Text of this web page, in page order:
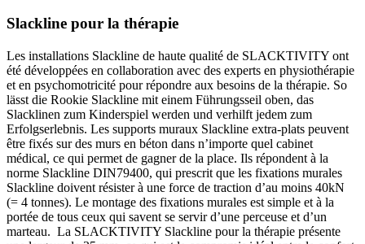
Slackline pour la thérapie
Les installations Slackline de haute qualité de SLACKTIVITY ont
été développées en collaboration avec des experts en physiothérapie
et en psychomotricité pour répondre aux besoins de la thérapie. So
lässt die Rookie Slackline mit einem Führungsseil oben, das
Slacklinen zum Kinderspiel werden und verhilft jedem zum
Erfolgserlebnis. Les supports muraux Slackline extra-plats peuvent
être fixés sur des murs en béton dans n’importe quel cabinet
médical, ce qui permet de gagner de la place. Ils répondent à la
norme Slackline DIN79400, qui prescrit que les fixations murales
Slackline doivent résister à une force de traction d’au moins 40kN
(= 4 tonnes). Le montage des fixations murales est simple et à la
portée de tous ceux qui savent se servir d’une perceuse et d’un
marteau. La SLACKTIVITY Slackline pour la thérapie présente